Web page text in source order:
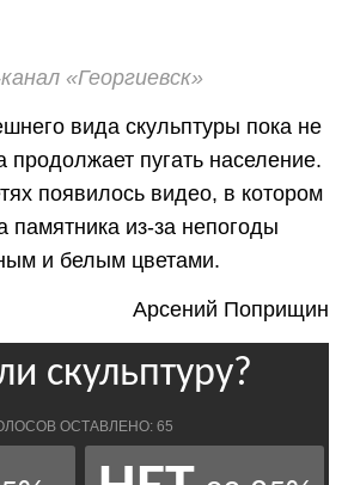
«Георгиевск»
вида скульптуры пока не
продолжает пугать население.
появилось видео, в котором
памятника из-за непогоды
и белым цветами.
Арсений Поприщин